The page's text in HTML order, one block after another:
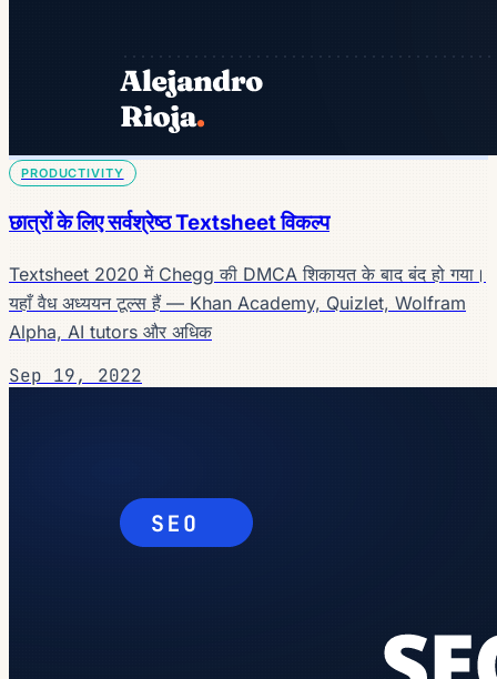
PRODUCTIVITY
छात्रों के लिए सर्वश्रेष्ठ Textsheet विकल्प
Textsheet 2020 में Chegg की DMCA शिकायत के बाद बंद हो गया।
यहाँ वैध अध्ययन टूल्स हैं — Khan Academy, Quizlet, Wolfram
Alpha, AI tutors और अधिक
Sep 19, 2022